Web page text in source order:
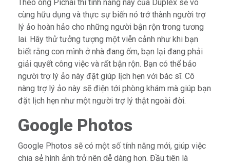
Theo ông Pichai thì tính năng này của Duplex sẽ vô
cùng hữu dụng và thực sự biến nó trở thành người trợ
lý ảo hoàn hảo cho những người bận rộn trong tương
lai. Hãy thử tưởng tượng một viễn cảnh như khi bạn
biết rằng con mình ở nhà đang ốm, bạn lại đang phải
giải quyết công việc và rất bận rộn. Bạn có thể bảo
người trợ lý ảo này đặt giúp lịch hẹn với bác sĩ. Cô
nàng trợ lý ảo này sẽ điện tới phòng khám mà giúp bạn
đặt lịch hẹn như một người trợ lý thật ngoài đời.
Google Photos
Google Photos sẽ có một số tính năng mới, giúp việc
chia sẻ hình ảnh trở nên dễ dàng hơn. Đầu tiên là